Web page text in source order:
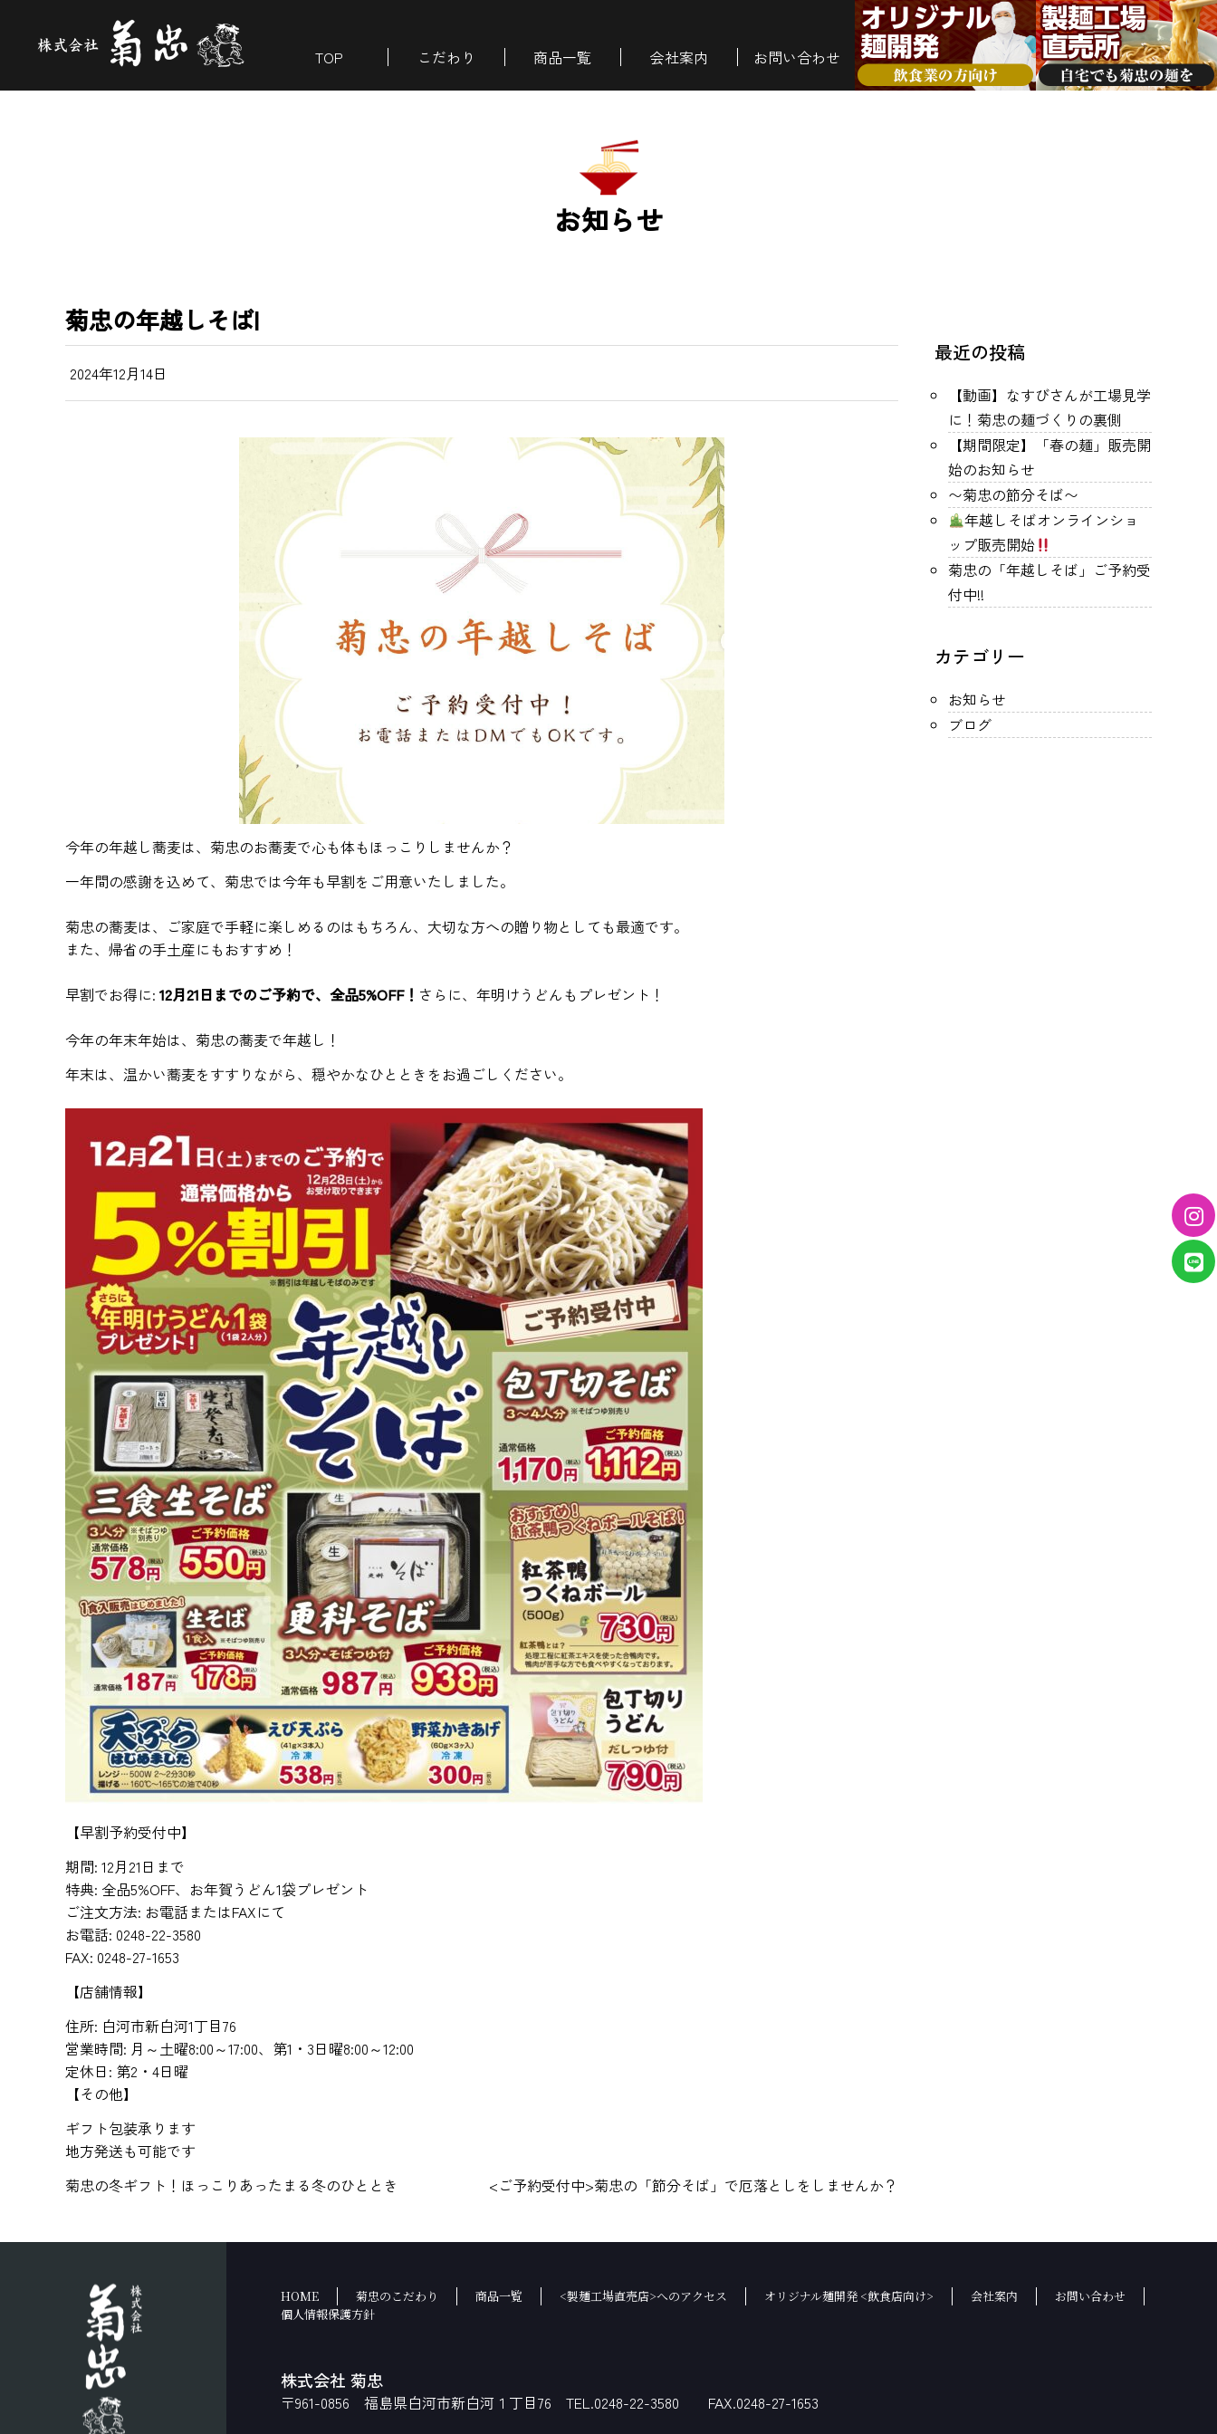
TOP こだわり 商品一覧 会社案内 お問い合わせ
お知らせ
菊忠の年越しそば|
2024年12月14日
今年の年越し蕎麦は、菊忠のお蕎麦で心も体もほっこりしませんか？
一年間の感謝を込めて、菊忠では今年も早割をご用意いたしました。
菊忠の蕎麦は、ご家庭で手軽に楽しめるのはもちろん、大切な方への贈り物としても最適です。
また、帰省の手土産にもおすすめ！
早割でお得に: 12月21日までのご予約で、全品5%OFF！ さらに、年明けうどんもプレゼント！
今年の年末年始は、菊忠の蕎麦で年越し！
年末は、温かい蕎麦をすすりながら、穏やかなひとときをお過ごしください。
【早割予約受付中】
期間: 12月21日まで
特典: 全品5%OFF、お年賀うどん1袋プレゼント
ご注文方法: お電話またはFAXにて
お電話: 0248-22-3580
FAX: 0248-27-1653
【店舗情報】
住所: 白河市新白河1丁目76
営業時間: 月～土曜8:00～17:00、第1・3日曜8:00～12:00
定休日: 第2・4日曜
【その他】
ギフト包装承ります
地方発送も可能です
菊忠の冬ギフト！ほっこりあったまる冬のひととき
<ご予約受付中>菊忠の「節分そば」で厄落としをしませんか？
最近の投稿
【動画】なすびさんが工場見学
に！菊忠の麺づくりの裏側
【期間限定】「春の麺」販売開
始のお知らせ
〜菊忠の節分そば〜
年越しそばオンラインショ
ップ販売開始
菊忠の「年越しそば」ご予約受
付中!!
カテゴリー
お知らせ
ブログ
HOME 菊忠のこだわり 商品一覧 <製麺工場直売店>へのアクセス オリジナル麺開発 <飲食店向け> 会社案内
お問い合わせ
個人情報保護方針
株式会社 菊忠
〒961-0856 福島県白河市新白河１丁目76 TEL.0248-22-3580 FAX.0248-27-1653